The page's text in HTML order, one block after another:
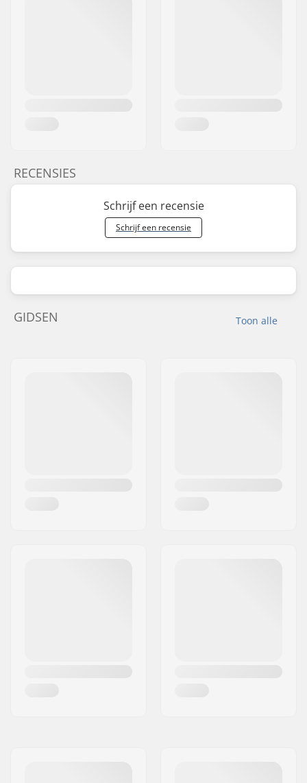
RECENSIES
Schrijf een recensie
Schrijf een recensie
Toon alle
GIDSEN